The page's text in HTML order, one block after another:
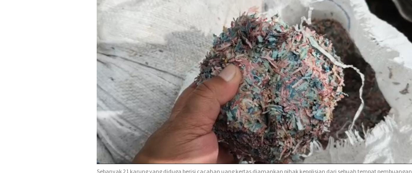
Sebanyak 21 karung yang diduga berisi cacahan uang kertas diamankan pihak kepolisian dari sebuah tempat pembuangan